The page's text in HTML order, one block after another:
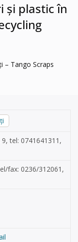
și plastic în
– Tango Scraps
tel: 0741641311,
fax: 0236/312061,